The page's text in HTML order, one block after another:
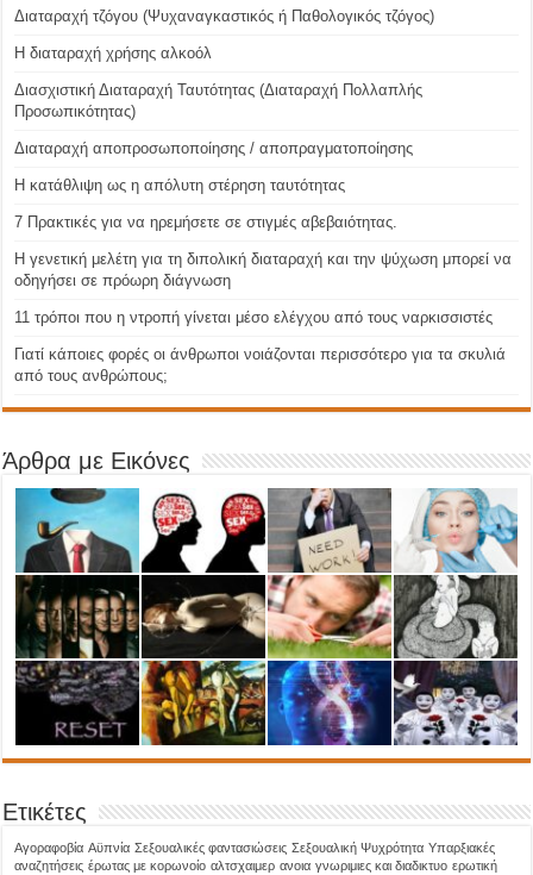
Διαταραχή τζόγου (Ψυχαναγκαστικός ή Παθολογικός τζόγος)
H διαταραχή χρήσης αλκοόλ
Διασχιστική Διαταραχή Ταυτότητας (Διαταραχή Πολλαπλής
Προσωπικότητας)
Διαταραχή αποπροσωποποίησης / αποπραγματοποίησης
Η κατάθλιψη ως η απόλυτη στέρηση ταυτότητας
7 Πρακτικές για να ηρεμήσετε σε στιγμές αβεβαιότητας.
Η γενετική μελέτη για τη διπολική διαταραχή και την ψύχωση μπορεί να
οδηγήσει σε πρόωρη διάγνωση
11 τρόποι που η ντροπή γίνεται μέσο ελέγχου από τους ναρκισσιστές
Γιατί κάποιες φορές οι άνθρωποι νοιάζονται περισσότερο για τα σκυλιά
από τους ανθρώπους;
Άρθρα με Εικόνες
Ετικέτες
Aγοραφοβία Αϋπνία Σεξουαλικές φαντασιώσεις Σεξουαλική Ψυχρότητα Υπαρξιακές
αναζητήσεις έρωτας με κορωνοίο αλτσχαιμερ ανοια γνωριμιες και διαδικτυο ερωτική